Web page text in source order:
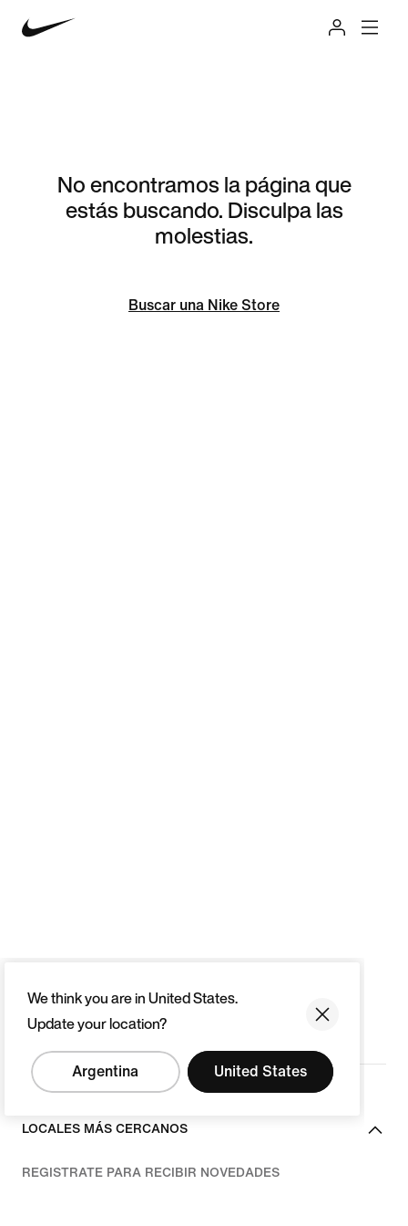
We think you are in United States.
Update your location?
Argentina United States
No encontramos la página que
estás buscando. Disculpa las
molestias.
Buscar una Nike Store
LOCALES MÁS CERCANOS
REGISTRATE PARA RECIBIR NOVEDADES